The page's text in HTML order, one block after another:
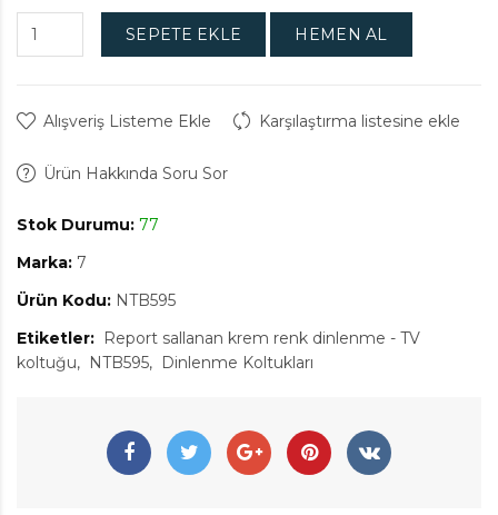
SEPETE EKLE HEMEN AL
Alışveriş Listeme Ekle Karşılaştırma listesine ekle
Ürün Hakkında Soru Sor
Stok Durumu: 77
Marka: 7
Ürün Kodu: NTB595
Etiketler: Report sallanan krem renk dinlenme - TV
koltuğu
NTB595 Dinlenme Koltukları